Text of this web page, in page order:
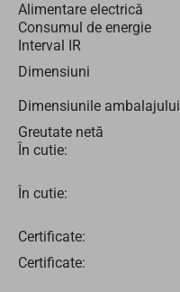
Alimentare electrică
Consumul de energie
Interval IR
Dimensiuni
Dimensiunile ambalajului
Greutate netă
În cutie:
În cutie:
Certificate:
Certificate: